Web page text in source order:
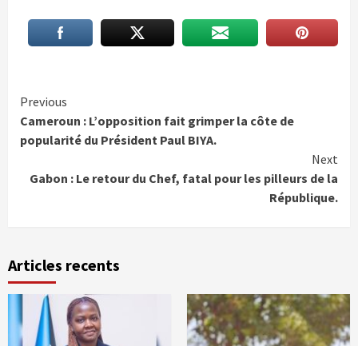
Continue
Reading
Previous
Cameroun : L’opposition fait grimper la côte de
popularité du Président Paul BIYA.
Next
Gabon : Le retour du Chef, fatal pour les pilleurs de la
République.
Articles recents